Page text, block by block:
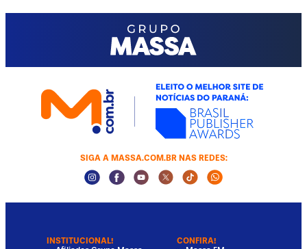
SIGA A MASSA.COM.BR NAS REDES:
Instagram Social Media
Facebook Social Media
Youtube Social Media
Twitter Social Media
Tiktok Social Media
Whatsapp
INSTITUCIONAL!
CONFIRA!